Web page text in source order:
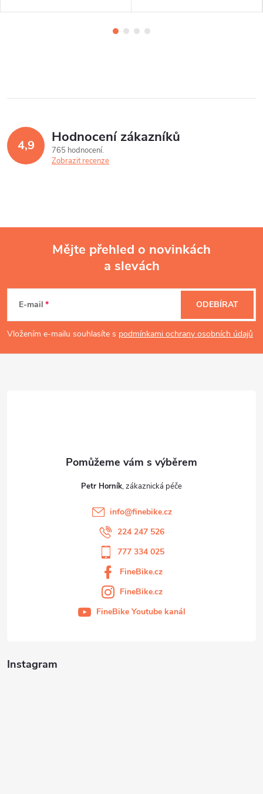
4,9 Hodnocení zákazníků
765 hodnocení
Zobrazit recenze
p
Mějte přehled o novinkách
a slevách
E-mail
Vložením e-mailu souhlasíte s podmínkami ochrany osobních údajů
ODEBÍRAT
Instagram
Petr Horník
info@finebike.cz
224 247 526
777 334 025
FineBike.cz
FineBike.cz
FineBike Youtube kanál